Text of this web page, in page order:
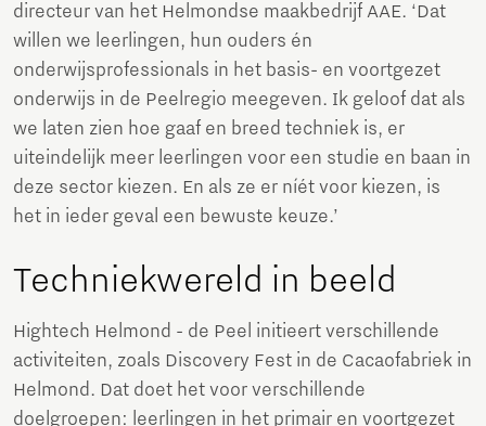
directeur van het Helmondse maakbedrijf AAE. ‘Dat
willen we leerlingen, hun ouders én
onderwijsprofessionals in het basis- en voortgezet
onderwijs in de Peelregio meegeven. Ik geloof dat als
we laten zien hoe gaaf en breed techniek is, er
uiteindelijk meer leerlingen voor een studie en baan in
deze sector kiezen. En als ze er níét voor kiezen, is
het in ieder geval een bewuste keuze.’
Techniekwereld in beeld
Hightech Helmond - de Peel initieert verschillende
activiteiten, zoals Discovery Fest in de Cacaofabriek in
Helmond. Dat doet het voor verschillende
doelgroepen: leerlingen in het primair en voortgezet